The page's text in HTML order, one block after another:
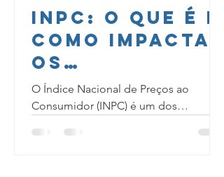
INPC: O que é e
como impacta
os
trabalhadore
s?
O Índice Nacional de Preços ao
Consumidor (INPC) é um dos
Brasil, utilizado para medir a inflação...